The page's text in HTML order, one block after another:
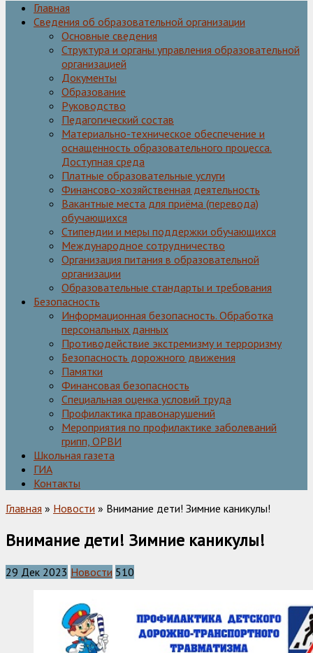
Главная
Сведения об образовательной организации
Основные сведения
Структура и органы управления образовательной
организацией
Документы
Образование
Руководство
Педагогический состав
Материально-техническое обеспечение и
оснащенность образовательного процесса.
Доступная среда
Платные образовательные услуги
Финансово-хозяйственная деятельность
Вакантные места для приёма (перевода)
обучающихся
Стипендии и меры поддержки обучающихся
Международное сотрудничество
Организация питания в образовательной
организации
Образовательные стандарты и требования
Безопасность
Информационная безопасность. Обработка
персональных данных
Противодействие экстремизму и терроризму
Безопасность дорожного движения
Памятки
Финансовая безопасность
Специальная оценка условий труда
Профилактика правонарушений
Мероприятия по профилактике заболеваний
грипп, ОРВИ
Школьная газета
ГИА
Контакты
Главная » Новости » Внимание дети! Зимние каникулы!
Внимание дети! Зимние каникулы!
29 Дек 2023 Новости 510